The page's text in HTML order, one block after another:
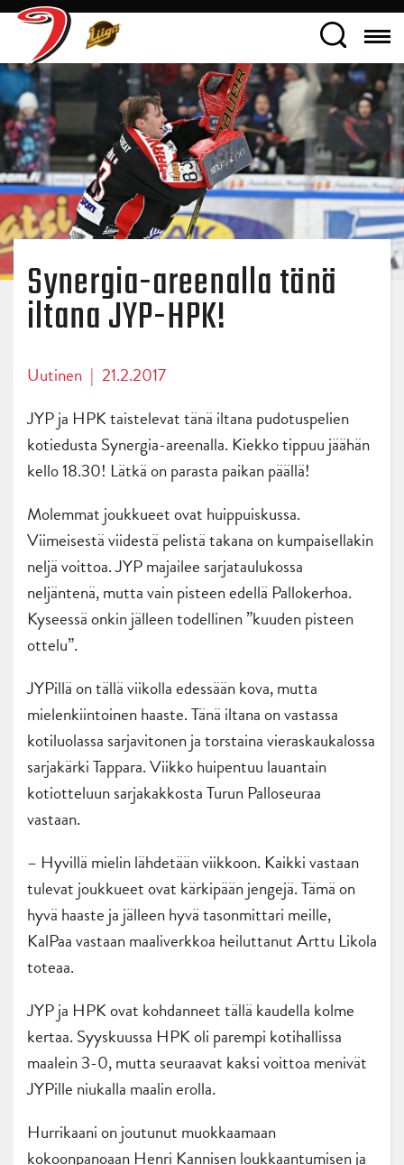
Synergia-areenalla tänä
iltana JYP-HPK!
Uutinen | 21.2.2017
JYP ja HPK taistelevat tänä iltana pudotuspelien
kotiedusta Synergia-areenalla. Kiekko tippuu jäähän
kello 18.30! Lätkä on parasta paikan päällä!
Molemmat joukkueet ovat huippuiskussa.
Viimeisestä viidestä pelistä takana on kumpaisellakin
neljä voittoa. JYP majailee sarjataulukossa
neljäntenä, mutta vain pisteen edellä Pallokerhoa.
Kyseessä onkin jälleen todellinen ”kuuden pisteen
ottelu”.
JYPillä on tällä viikolla edessään kova, mutta
mielenkiintoinen haaste. Tänä iltana on vastassa
kotiluolassa sarjavitonen ja torstaina vieraskaukalossa
sarjakärki Tappara. Viikko huipentuu lauantain
kotiotteluun sarjakakkosta Turun Palloseuraa
vastaan.
– Hyvillä mielin lähdetään viikkoon. Kaikki vastaan
tulevat joukkueet ovat kärkipään jengejä. Tämä on
hyvä haaste ja jälleen hyvä tasonmittari meille,
KalPaa vastaan maaliverkkoa heiluttanut Arttu Likola
toteaa.
JYP ja HPK ovat kohdanneet tällä kaudella kolme
kertaa. Syyskuussa HPK oli parempi kotihallissa
maalein 3-0, mutta seuraavat kaksi voittoa menivät
JYPille niukalla maalin erolla.
Hurrikaani on joutunut muokkaamaan
kokoonpanoaan Henri Kannisen loukkaantumisen ja